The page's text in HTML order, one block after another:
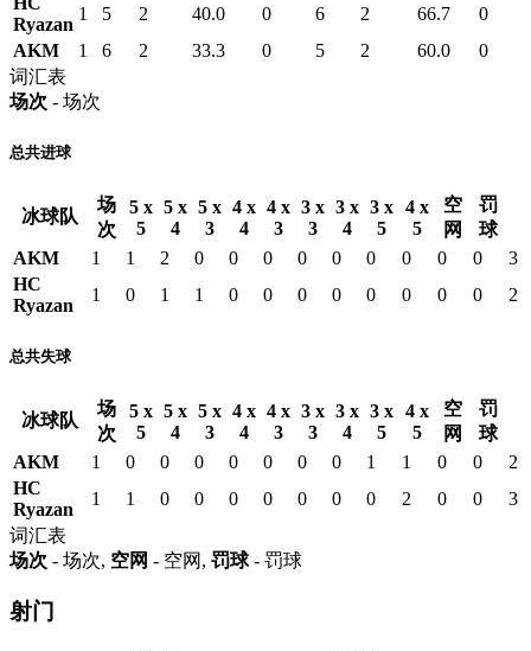
Ryazan
1 5 2 40.0 0 6 2 66.7
0
AKM
1 6 2 33.3 0 5 2 60.0
0
词汇表
场次 - 场次
总共进球
冰球队
场
次
5 x
5
5 x
4
5 x
3
4 x
4
4 x
3
3 x
3
3 x
4
3 x
5
4 x
5
空
网
罚
球
AKM
1 1 2 0 0 0 0 0 0 0 0 0
3
HC
Ryazan
1 0 1 1 0 0 0 0 0 0 0 0 2
总共失球
冰球队
场
次
5 x
5
5 x
4
5 x
3
4 x
4
4 x
3
3 x
3
3 x
4
3 x
5
4 x
5
空
网
罚
球
AKM
1 0 0 0 0 0 0 0 1 1 0 0
2
HC
Ryazan
1 1 0 0 0 0 0 0 0 2 0 0
3
词汇表
场次 - 场次, 空网 - 空网, 罚球- 罚球
射门